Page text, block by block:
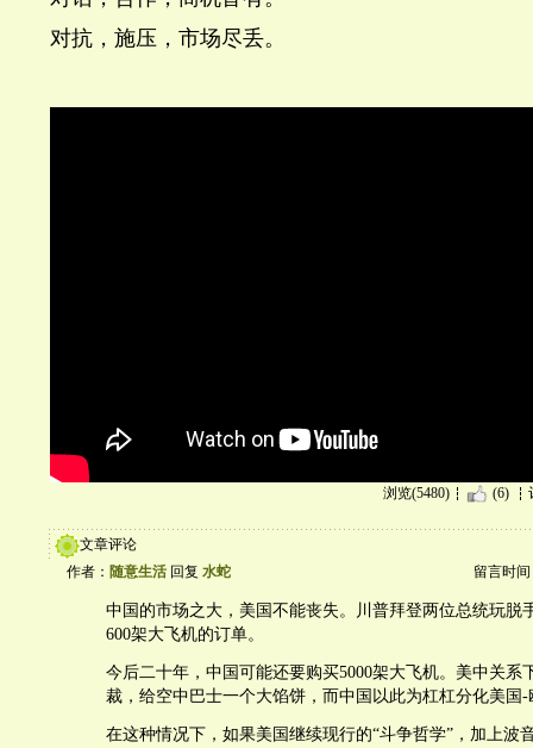
对抗，施压，市场尽丢。
浏览(5480) (6)
文章评论
作者： 随意生活 回复 水蛇 留言时间
中国的市场之大，美国不能丧失。川普拜登两位总统玩脱
600架大飞机的订单。
今后二十年，中国可能还要购买5000架大飞机。美中关系
裁，给空中巴士一个大馅饼，而中国以此为杠杠分化美国-
在这种情况下，如果美国继续现行的“斗争哲学”，加上波